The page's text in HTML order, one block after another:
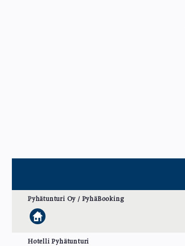
Pyhätunturi Oy / PyhäBooking
Kotisivu
Hotelli Pyhätunturi